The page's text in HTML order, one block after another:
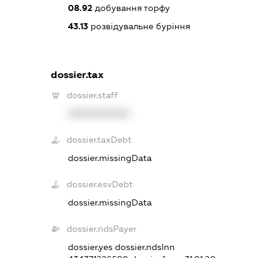
08.92 добування торфу
43.13 розвідувальне буріння
dossier.tax
dossier.staff
dossier.taxDebt
dossier.missingData
dossier.esvDebt
dossier.missingData
dossier.ndsPayer
dossier.yesdossier.ndsInn